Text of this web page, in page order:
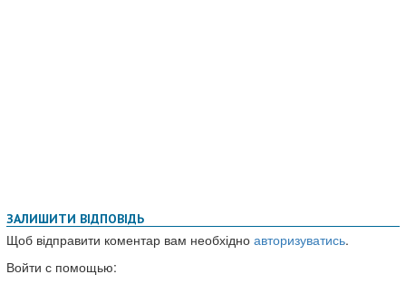
ЗАЛИШИТИ ВІДПОВІДЬ
Щоб відправити коментар вам необхідно авторизуватись.
Войти с помощью: